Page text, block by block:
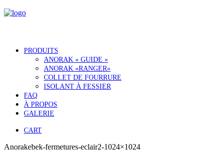
PRODUITS
ANORAK « GUIDE »
ANORAK «RANGER»
COLLET DE FOURRURE
ISOLANT À FESSIER
FAQ
À PROPOS
GALERIE
CART
Anorakebek-fermetures-eclair2-1024×1024